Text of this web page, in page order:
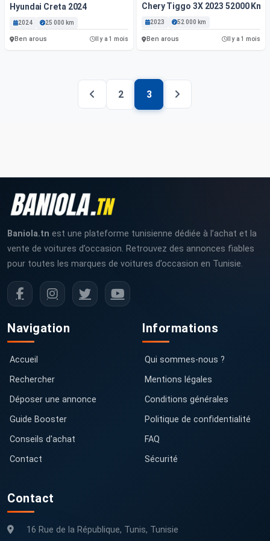
Hyundai Creta 2024
2024 25 000 km
Ben arous Il y a 1 mois
Chery Tiggo 3X 2023 52000 Km
2023 52 000 km
Ben arous Il y a 1 mois
2 3
Baniola.tn est une plateforme tunisienne dédiée à l’achat et la
vente de voitures d’occasion. Retrouvez des annonces fiables
pour toutes les marques de voitures d’occasion en Tunisie.
Navigation
Accueil
Rechercher
Déposer une annonce
Guide Booster
Conseils d'achat
Contact
Informations
Qui sommes-nous ?
Mentions légales
Conditions générales
Politique de confidentialité
FAQ
Sécurité
Contact
16 Rue de la République, Tunis, Tunisie